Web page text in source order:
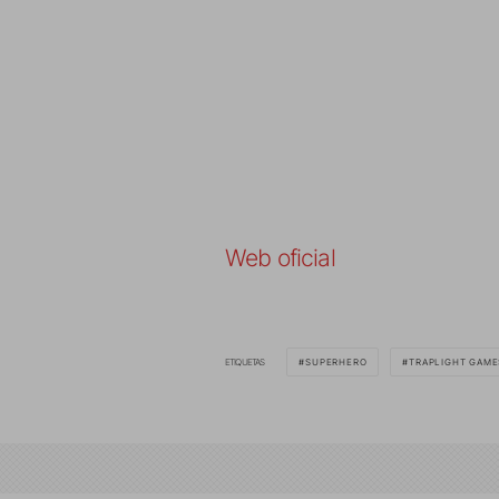
Web oficial
ETIQUETAS SUPERHERO TRAPLIGHT